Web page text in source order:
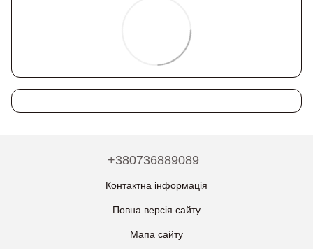
+380736889089
Контактна інформація
Повна версія сайту
Мапа сайту